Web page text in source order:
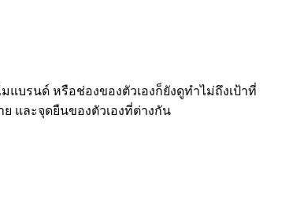
แบรนด์ หรือช่องของตัวเองก็ยังดูทำไม่ถึงเป้าที่
และจุดยืนของตัวเองที่ต่างกัน